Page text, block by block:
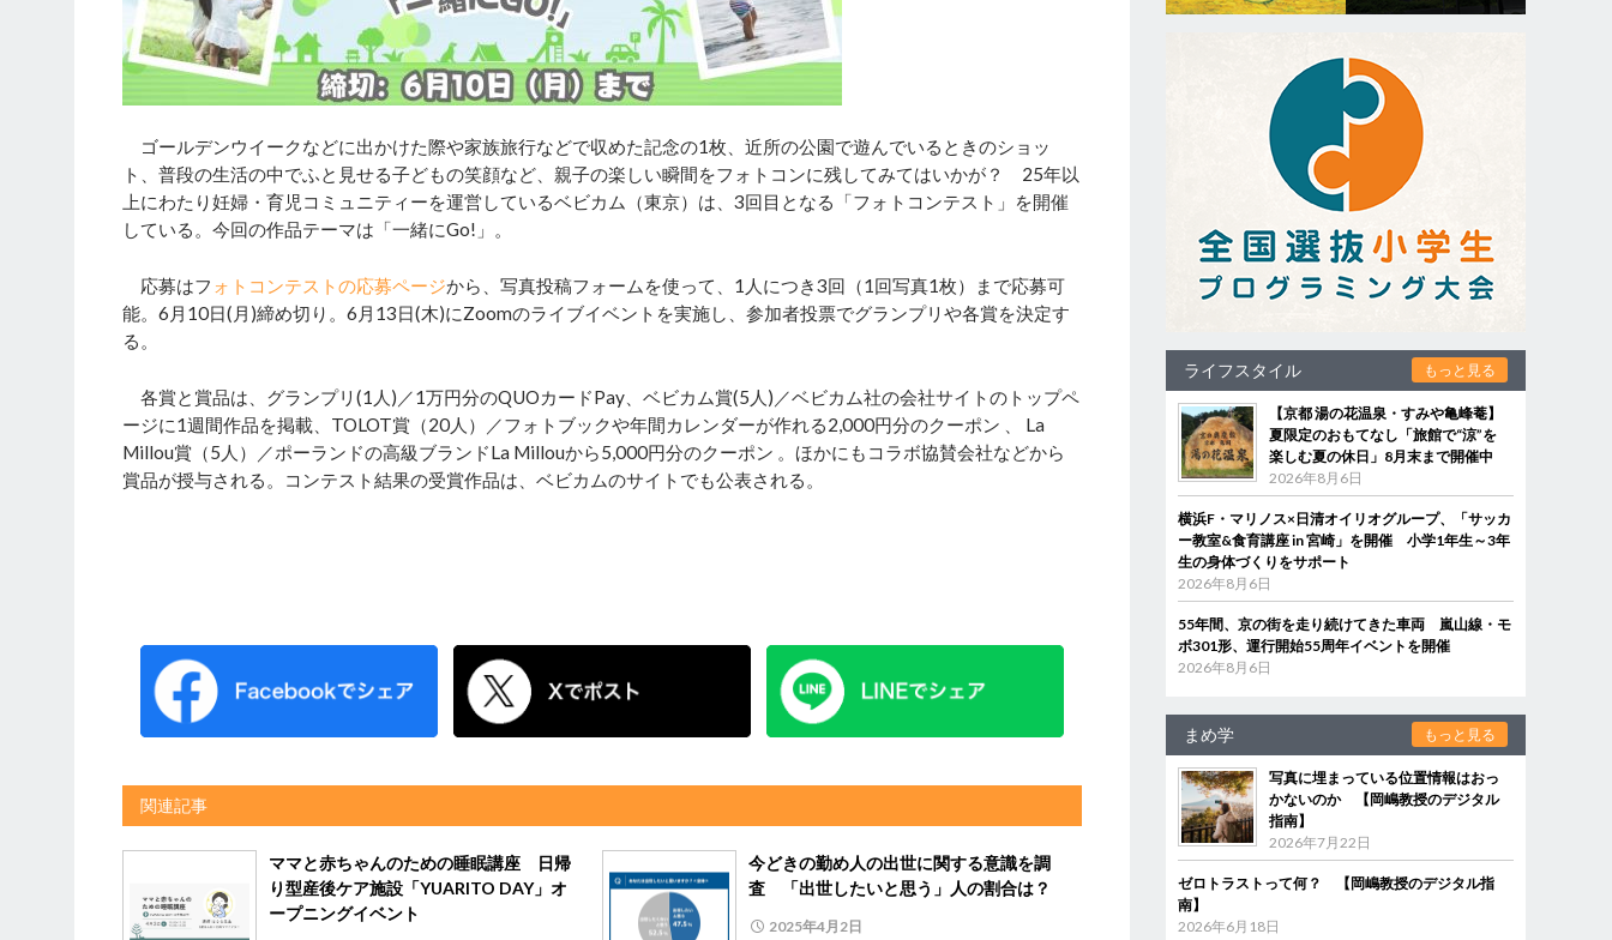
ゴールデンウイークなどに出かけた際や家族旅行などで収めた記念の1枚、近所の公園で遊んでいるときのショッ
ト、普段の生活の中でふと見せる子どもの笑顔など、親子の楽しい瞬間をフォトコンに残してみてはいかが？ 25年以
上にわたり妊婦・育児コミュニティーを運営しているベビカム（東京）は、3回目となる「フォトコンテスト」を開催
している。今回の作品テーマは「一緒にGo!」。
応募はフ ォトコンテストの応募ページから、写真投稿フォームを使って、1人につき3回（1回写真1枚）まで応募可
能。6月10日(月)締め切り。6月13日(木)にZoomのライブイベントを実施し、参加者投票でグランプリや各賞を決定す
る。
各賞と賞品は、グランプリ(1人)／1万円分のQUOカードPay、ベビカム賞(5人)／ベビカム社の会社サイトのトップペ
ージに1週間作品を掲載、TOLOT賞（20人）／フォトブックや年間カレンダーが作れる2,000円分のクーポン 、 La
Millou賞（5人）／ポーランドの高級ブランドLa Millouから5,000円分のクーポン 。ほかにもコラボ協賛会社などから
賞品が授与される。コンテスト結果の受賞作品は、ベビカムのサイトでも公表される。
関連記事
ママと赤ちゃんのための睡眠講座 日帰
り型産後ケア施設「YUARITO DAY」オ
ープニングイベント
今どきの勤め人の出世に関する意識を調
査 「出世したいと思う」人の割合は？
2025年4月2日
ライフスタイル もっと見る
【京都 湯の花温泉・すみや亀峰菴】
夏限定のおもてなし「旅館で“涼”を
楽しむ夏の休日」8月末まで開催中
2026年8月6日
横浜F・マリノス×日清オイリオグループ、「サッカ
ー教室&食育講座 in 宮崎」を開催 小学1年生～3年
生の身体づくりをサポート
2026年8月6日
55年間、京の街を走り続けてきた車両 嵐山線・モ
ボ301形、運行開始55周年イベントを開催
2026年8月6日
まめ学 もっと見る
写真に埋まっている位置情報はおっ
かないのか 【岡嶋教授のデジタル
指南】
2026年7月22日
ゼロトラストって何？ 【岡嶋教授のデジタル指
南】
2026年6月18日